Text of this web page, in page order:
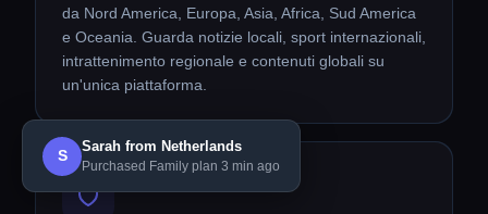
da Nord America, Europa, Asia, Africa, Sud America
e Oceania. Guarda notizie locali, sport internazionali,
intrattenimento regionale e contenuti globali su
un'unica piattaforma.
S
Sarah from Netherlands
Purchased Family plan 3 min ago